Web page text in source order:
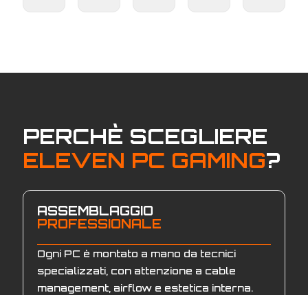
PERCHÈ SCEGLIERE
ELEVEN PC GAMING?
ASSEMBLAGGIO
PROFESSIONALE
Ogni PC è montato a mano da tecnici
specializzati, con attenzione a cable
management, airflow e estetica interna.